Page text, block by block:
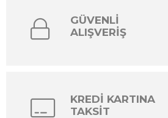
GÜVENLİ
ALIŞVERİŞ
KREDİ KARTINA
TAKSİT